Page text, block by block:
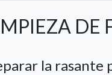
DE
la rasante